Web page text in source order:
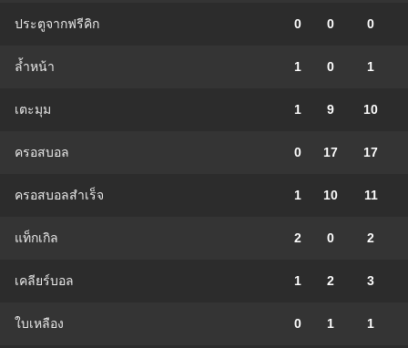
ประตูจากฟรีคิก 0 0 0
ล้ำหน้า 1 0 1
เตะมุม 1 9 10
ครอสบอล 0 17 17
ครอสบอลสำเร็จ 1 10 11
แท็กเกิล 2 0 2
เคลียร์บอล 1 2 3
ใบเหลือง 0 1 1